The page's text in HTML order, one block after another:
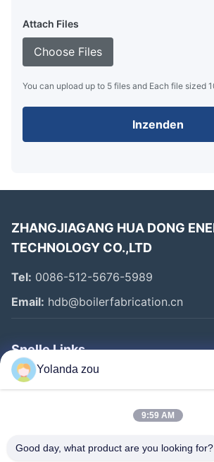
Attach Files
Choose Files
You can upload up to 5 files and Each file sized
Inzenden
ZHANGJIAGANG HUA DONG
TECHNOLOGY CO.,LTD
Tel: 0086-512-5676-5989
Email: hdb@boilerfabrication.cn
Snelle Links
Huis
Fabrieksreis
Yolanda zou
9:59 AM
Good day, what product are you looking for?